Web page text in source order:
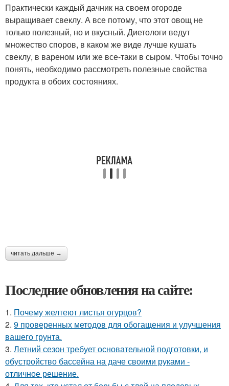
Практически каждый дачник на своем огороде
выращивает свеклу. А все потому, что этот овощ не
только полезный, но и вкусный. Диетологи ведут
множество споров, в каком же виде лучше кушать
свеклу, в вареном или же все-таки в сыром. Чтобы точно
понять, необходимо рассмотреть полезные свойства
продукта в обоих состояниях.
читать дальше →
Последние обновления на сайте:
1. Почему желтеют листья огурцов?
2. 9 проверенных методов для обогащения и улучшения
вашего грунта.
3. Летний сезон требует основательной подготовки, и
обустройство бассейна на даче своими руками -
отличное решение.